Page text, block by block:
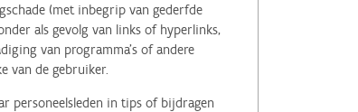
(met inbegrip van gederfde
als gevolg van links of hyperlinks,
van programma's of andere
van de gebruiker.
personeelsleden in tips of bijdragen